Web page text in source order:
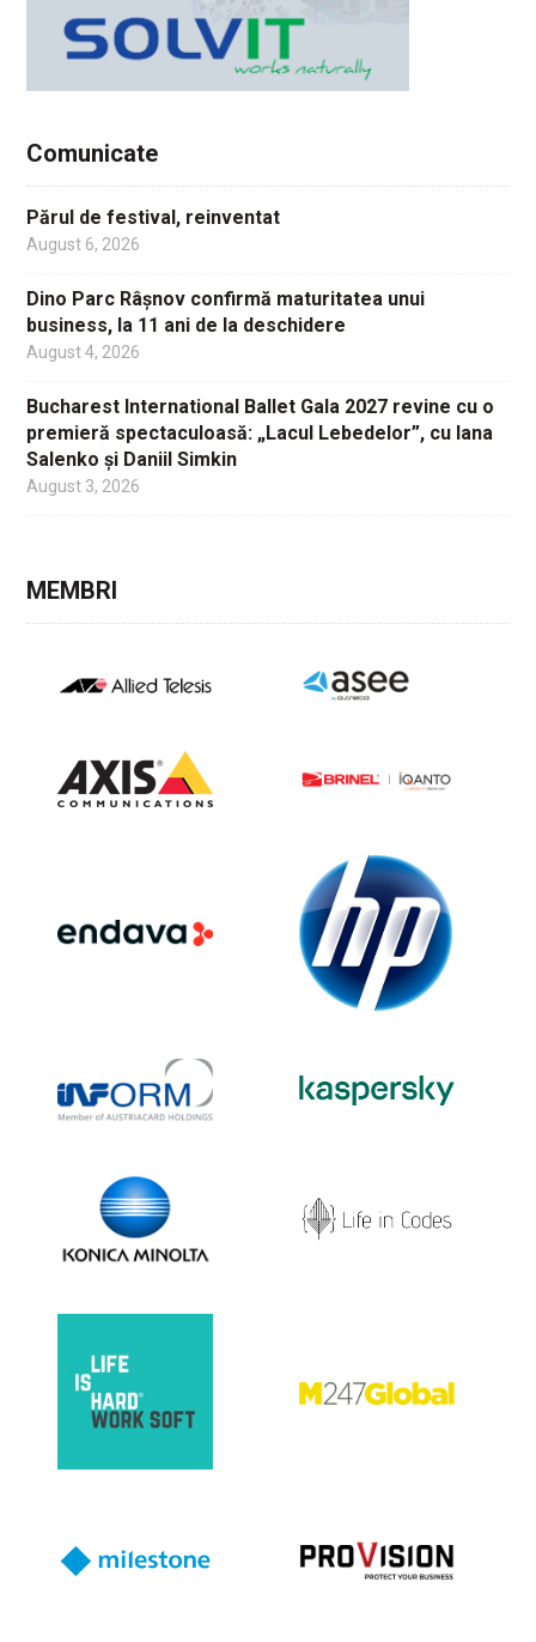
Comunicate
Părul de festival, reinventat
August 6, 2026
Dino Parc Râșnov confirmă maturitatea unui
business, la 11 ani de la deschidere
August 4, 2026
Bucharest International Ballet Gala 2027 revine cu o
premieră spectaculoasă: „Lacul Lebedelor”, cu Iana
Salenko și Daniil Simkin
August 3, 2026
MEMBRI